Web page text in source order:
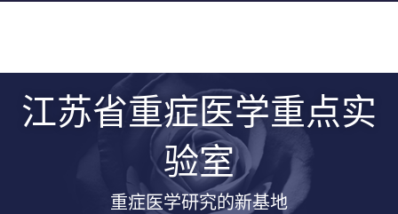
江苏省重症医学重点实
验室
重症医学研究的新基地